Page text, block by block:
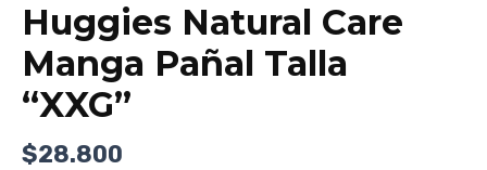
Huggies Natural Care
Manga Pañal Talla
“XXG”
$28.800